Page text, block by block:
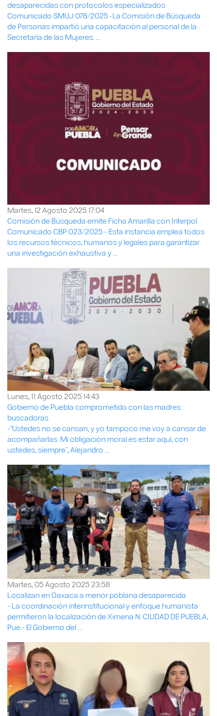
desaparecidas con protocolos especializados
Comunicado SMUJ 078/2025 -La Comisión de Búsqueda
de Personas impartió una capacitación al personal de la
Secretaría de las Mujeres. ...
Martes, 12 Agosto 2025 17:04
Comisión de Búsqueda emite Ficha Amarilla con Interpol
Comunicado CBP 023/2025 - Esta instancia emplea todos
los recursos técnicos, humanos y legales para garantizar
una investigación exhaustiva y ...
Lunes, 11 Agosto 2025 14:43
Gobierno de Puebla comprometido con las madres
buscadoras
-“Ustedes no se cansan, y yo tampoco me voy a cansar de
acompañarlas. Mi obligación moral es estar aquí, con
ustedes, siempre”, Alejandro ...
Martes, 05 Agosto 2025 23:58
Localizan en Oaxaca a menor poblana desaparecida
- La coordinación interinstitucional y enfoque humanista
permitieron la localización de Ximena N. CIUDAD DE PUEBLA,
Pue.- El Gobierno del ...